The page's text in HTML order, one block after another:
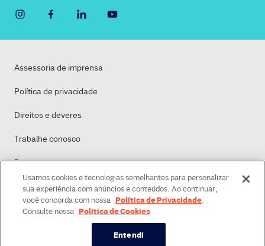
Assessoria de imprensa
Política de privacidade
Direitos e deveres
Trabalhe conosco
Dasa
Política de Cookies
Usamos cookies e tecnologias semelhantes para personalizar
sua experiência com anúncios e conteúdos. Ao continuar,
você concorda com nossa Política de Privacidade.
Consulte nossa Política de Cookies
Entendi